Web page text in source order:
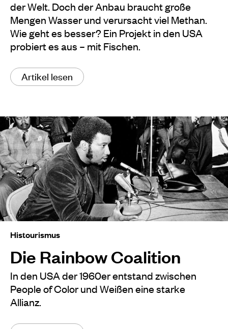
der Welt. Doch der Anbau braucht große
Mengen Wasser und verursacht viel Methan.
Wie geht es besser? Ein Projekt in den USA
probiert es aus – mit Fischen.
Artikel lesen
Histourismus
Die Rainbow Coalition
In den USA der 1960er entstand zwischen
People of Color und Weißen eine starke
Allianz.